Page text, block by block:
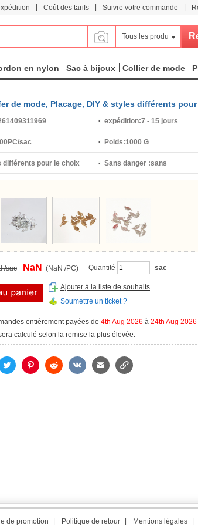
Coût des tarifs Suivre votre commande
Tous les produits
en nylon Sac à bijoux Collier de mode
de mode, Placage, DIY & styles différents
expédition:7 - 15 jours
sac Poids:1000 G
différents pour le choix Sans danger :sans
/sac NaN (NaN /PC) Quantité sac
Ajouter à la liste de souhaits
Soumettre un ticket ?
entièrement payées de 4th Aug 2026 à 24th Aug 2026
calculé selon la remise la plus élevée.
de promotion Politique de retour Mentions légales